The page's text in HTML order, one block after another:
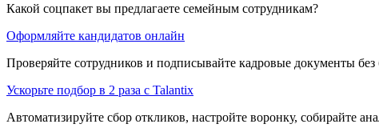
Какой соцпакет вы предлагаете семейным сотрудникам?
Оформляйте кандидатов онлайн
Проверяйте сотрудников и подписывайте кадровые документы
Ускорьте подбор в 2 раза с Talantix
Автоматизируйте сбор откликов, настройте воронку, собирайте